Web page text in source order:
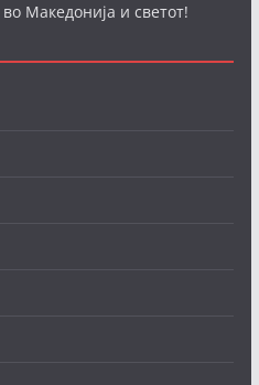
Македонија и светот!